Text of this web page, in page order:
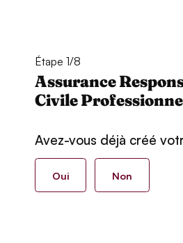
Étape 1/8
Assurance
Civile
Avez-vous déjà créé
Oui Non